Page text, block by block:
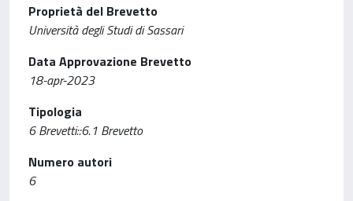
Proprietà del Brevetto
Università degli Studi di Sassari
Data Approvazione Brevetto
18-apr-2023
Tipologia
6 Brevetti::6.1 Brevetto
Numero autori
6